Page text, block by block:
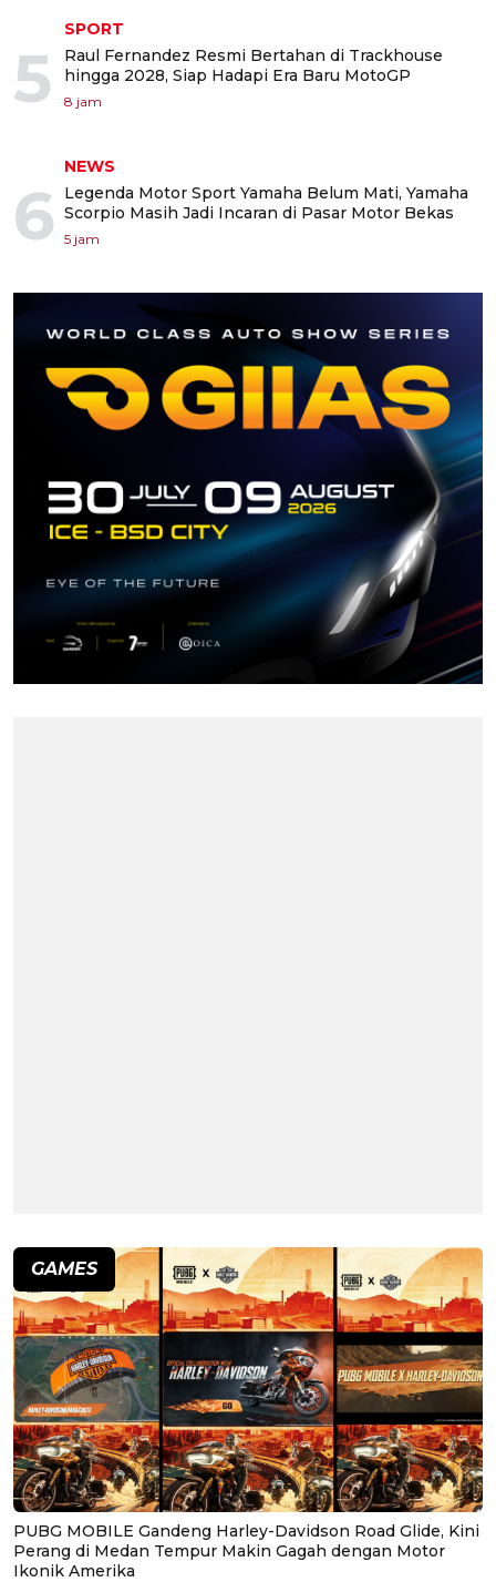
5
SPORT
Raul Fernandez Resmi Bertahan di Trackhouse
hingga 2028, Siap Hadapi Era Baru MotoGP
8 jam
6
NEWS
Legenda Motor Sport Yamaha Belum Mati, Yamaha
Scorpio Masih Jadi Incaran di Pasar Motor Bekas
5 jam
GAMES
PUBG MOBILE Gandeng Harley-Davidson Road Glide, Kini
Perang di Medan Tempur Makin Gagah dengan Motor
Ikonik Amerika